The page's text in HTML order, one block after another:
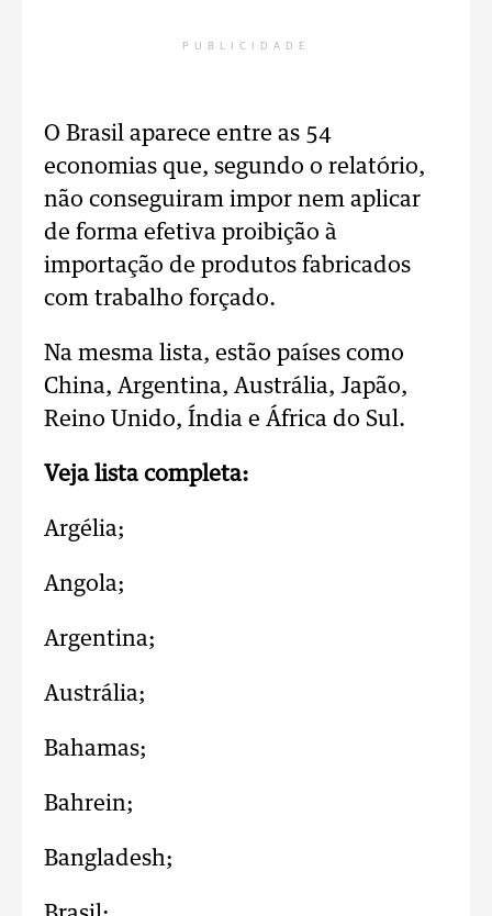
PUBLICIDADE
O Brasil aparece entre as 54
economias que, segundo o relatório,
não conseguiram impor nem aplicar
de forma efetiva proibição à
importação de produtos fabricados
com trabalho forçado.
Na mesma lista, estão países como
China, Argentina, Austrália, Japão,
Reino Unido, Índia e África do Sul.
Veja lista completa:
Argélia;
Angola;
Argentina;
Austrália;
Bahamas;
Bahrein;
Bangladesh;